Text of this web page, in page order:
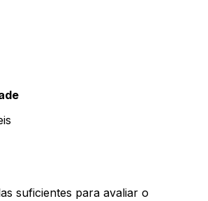
suficientes para avaliar o